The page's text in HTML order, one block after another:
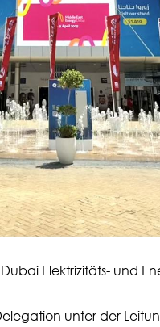
Elektrizitäts- und
unter der